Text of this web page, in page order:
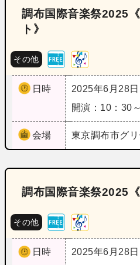
調布国際音楽祭2025
ト》
その他
日時
2025年6月28日
開演：10：30
会場 東京調布市グ
調布国際音楽祭2025
その他
日時
2025年6月28日